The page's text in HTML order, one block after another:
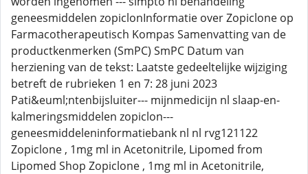
geneesmiddelen zopiclonInformatie over Zopiclone op
Farmacotherapeutisch Kompas Samenvatting van de
productkenmerken (SmPC) SmPC Datum van
herziening van de tekst: Laatste gedeeltelijke wijziging
betreft de rubrieken 1 en 7: 28 juni 2023
Pati&euml;ntenbijsluiter--- mijnmedicijn nl slaap-en-
kalmeringsmiddelen zopiclon---
geneesmiddeleninformatiebank nl nl rvg121122
Zopiclone , 1mg ml in Acetonitrile, Lipomed from
Lipomed Shop Zopiclone , 1mg ml in Acetonitrile,